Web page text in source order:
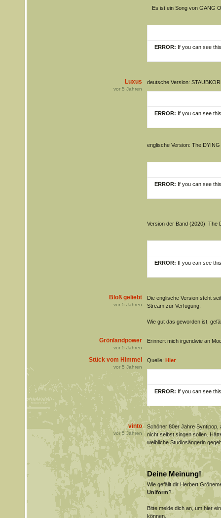
Es ist ein Song von GANG
ERROR: If you can see
Luxus
vor 5 Jahren
deutsche Version:
ERROR: If you can see
englische Version: The DYING
ERROR: If you can see
Version der Band (2020): The
ERROR: If you can see
Bloß geliebt
vor 5 Jahren
Die englische Version steht
Stream zur Verfügung.
Wie gut das geworden ist,
Grönlandpower
vor 5 Jahren
Erinnert mich irgendwie an
Stück vom Himmel
vor 5 Jahren
Quelle: Hier
ERROR: If you can see
vinto
vor5Jahren
Schöner 80er Jahre Syntipop,
nicht selbst singen sollen.
weibliche Studiosängerin
Deine Meinung!
Wie gefällt dir Herbert
Uniform?
Bitte melde dich an, um hier
können.